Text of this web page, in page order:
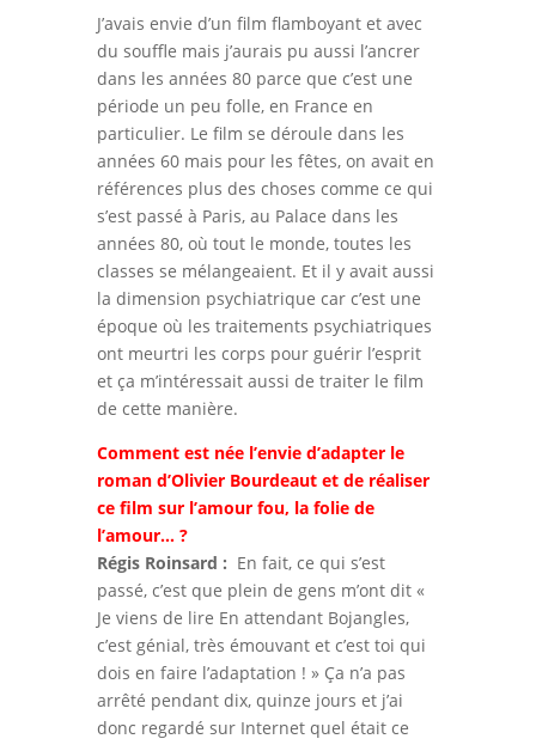
J’avais envie d’un film flamboyant et avec
du souffle mais j’aurais pu aussi l’ancrer
dans les années 80 parce que c’est une
période un peu folle, en France en
particulier. Le film se déroule dans les
années 60 mais pour les fêtes, on avait en
références plus des choses comme ce qui
s’est passé à Paris, au Palace dans les
années 80, où tout le monde, toutes les
classes se mélangeaient. Et il y avait aussi
la dimension psychiatrique car c’est une
époque où les traitements psychiatriques
ont meurtri les corps pour guérir l’esprit
et ça m’intéressait aussi de traiter le film
de cette manière.
Comment est née l’envie d’adapter le
roman d’Olivier Bourdeaut et de réaliser
ce film sur l’amour fou, la folie de
l’amour… ?
Régis Roinsard : En fait, ce qui s’est
passé, c’est que plein de gens m’ont dit «
Je viens de lire En attendant Bojangles,
c’est génial, très émouvant et c’est toi qui
dois en faire l’adaptation ! » Ça n’a pas
arrêté pendant dix, quinze jours et j’ai
donc regardé sur Internet quel était ce